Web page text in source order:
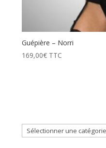
Guépière – Norri
169,00€ TTC
Sélectionner
une